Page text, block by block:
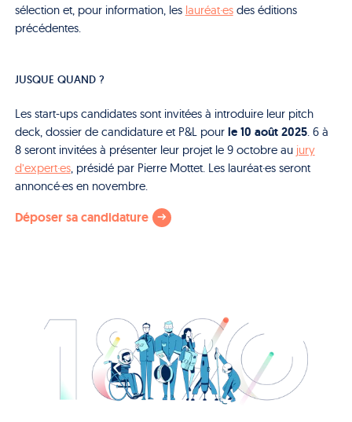
sélection et, pour information, les lauréat·esdes éditions
précédentes.
JUSQUE QUAND ?
Les start-ups candidates sont invitées à introduire leur pitch
deck, dossier de candidature et P&L pour le 10 août 2025. 6 à
8 seront invitées à présenter leur projet le 9 octobre au jury
d’expert·es, présidé par Pierre Mottet. Les lauréat·es seront
annoncé·es en novembre.
Déposer sa candidature